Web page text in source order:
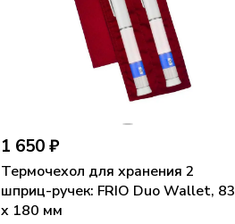
1 650 ₽
Термочехол для хранения 2
шприц-ручек: FRIO Duo Wallet, 83
x 180 мм